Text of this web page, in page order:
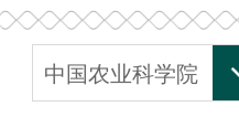
中国农业科学院